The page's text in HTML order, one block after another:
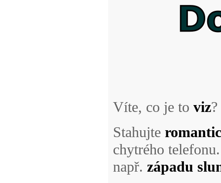
Víte, co je to viz
Stahujte
chytrého
např. západu